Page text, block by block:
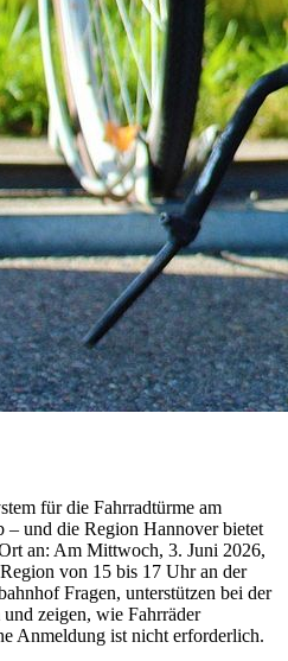
für die Fahrradtürme am
und die Region Hannover bietet
an: Am Mittwoch, 3. Juni 2026,
von 15 bis 17 Uhr an der
Fragen, unterstützen bei der
zeigen, wie Fahrräder
Anmeldung ist nicht erforderlich.